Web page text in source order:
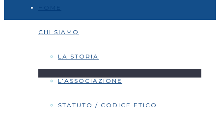
CHI SIAMO
LA STORIA
L’ASSOCIAZIONE
STATUTO / CODICE ETICO